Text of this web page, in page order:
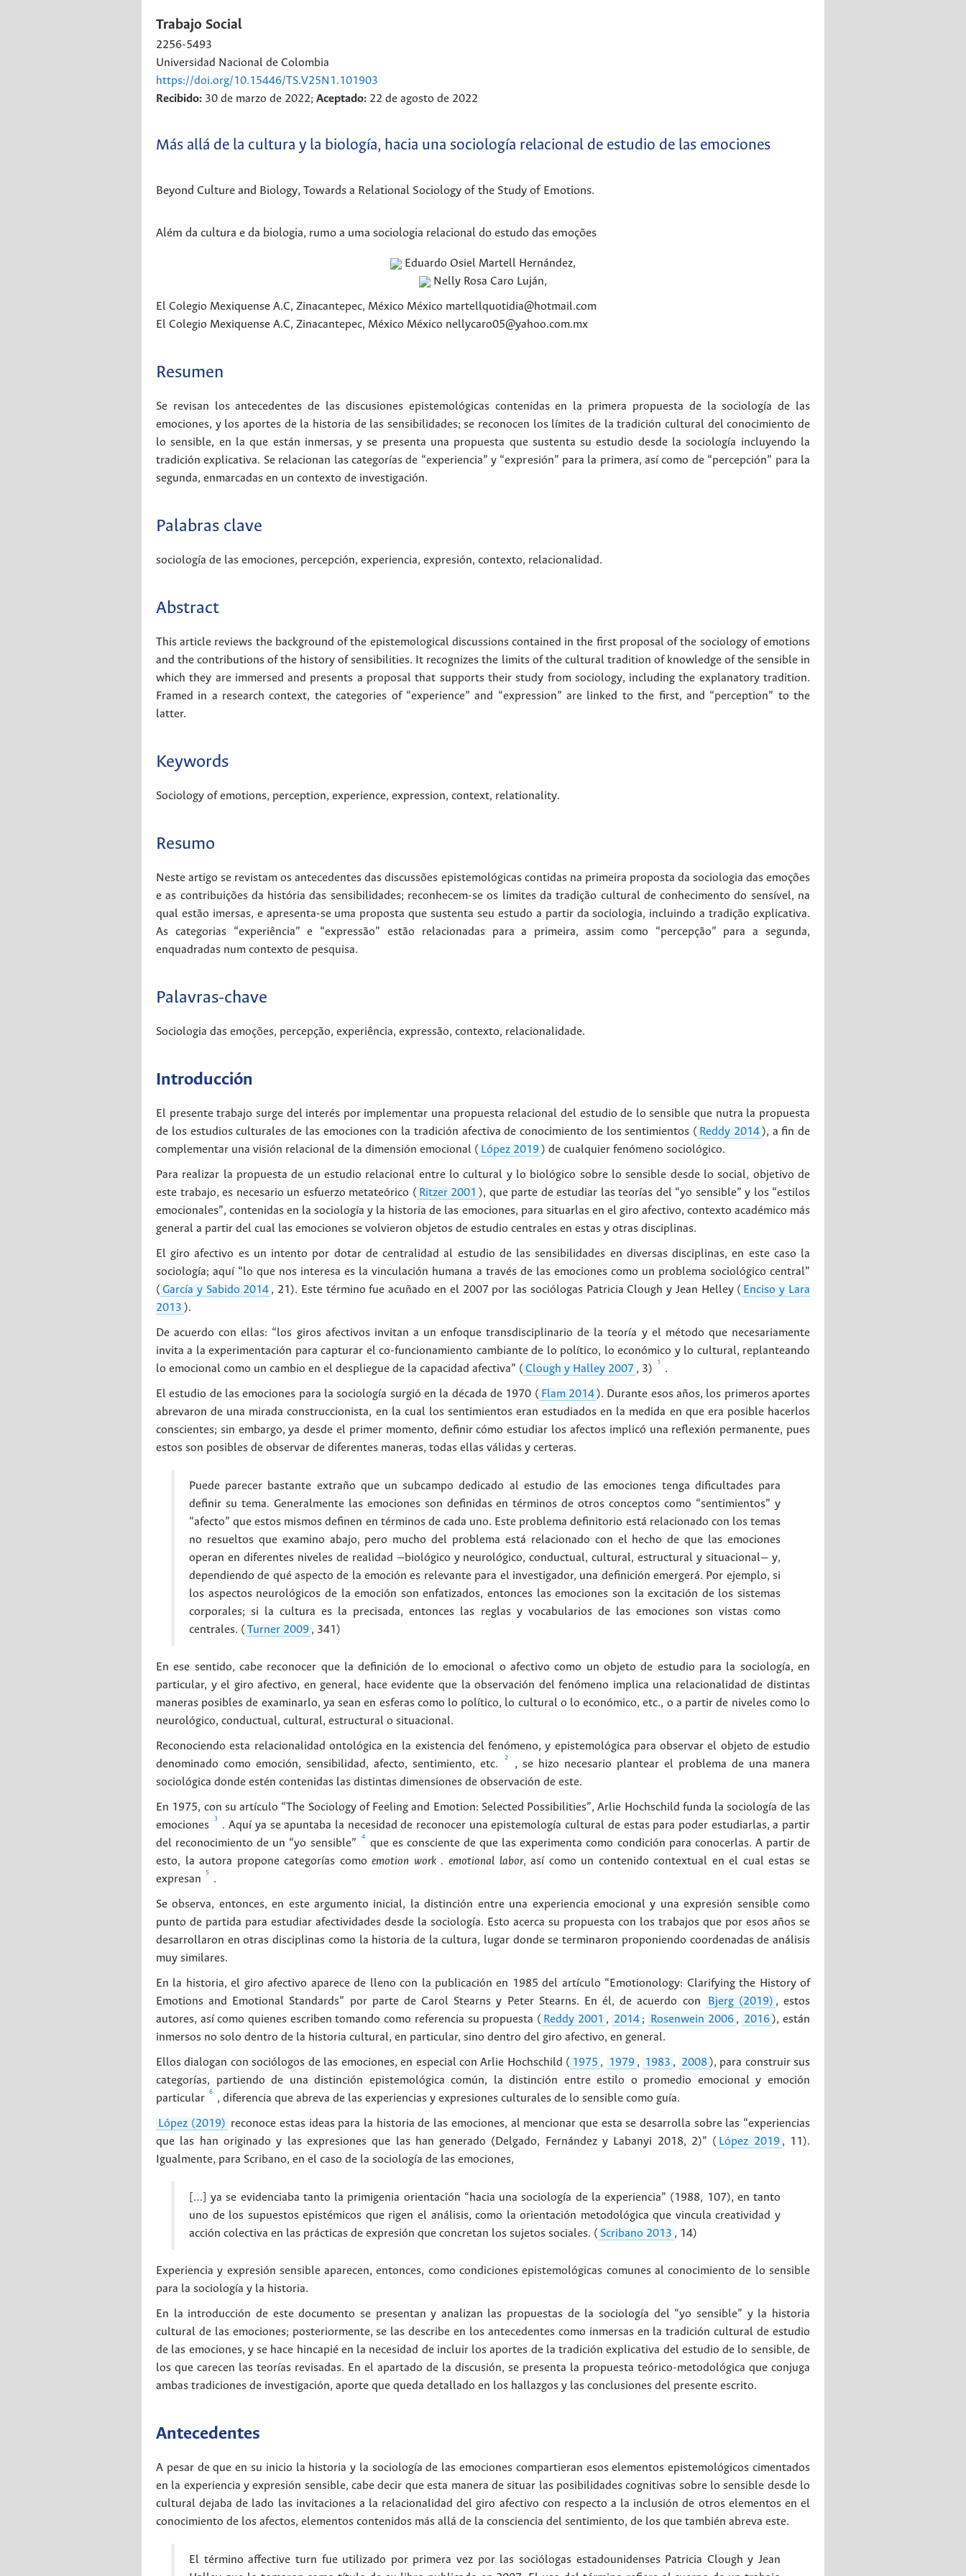
Trabajo Social
2256-5493
Universidad Nacional de Colombia
https://doi.org/10.15446/TS.V25N1.101903
Recibido: 30 de marzo de 2022; Aceptado: 22 de agosto de 2022
Más allá de la cultura y la biología, hacia una sociología relacional de estudio de las emociones
Beyond Culture and Biology, Towards a Relational Sociology of the Study of Emotions.
Além da cultura e da biologia, rumo a uma sociologia relacional do estudo das emoções
Eduardo Osiel Martell Hernández,
Nelly Rosa Caro Luján,
El Colegio Mexiquense A.C, Zinacantepec, México México martellquotidia@hotmail.com
El Colegio Mexiquense A.C, Zinacantepec, México México nellycaro05@yahoo.com.mx
Resumen
Se revisan los antecedentes de las discusiones epistemológicas contenidas en la primera propuesta de la sociología de las
emociones, y los aportes de la historia de las sensibilidades; se reconocen los límites de la tradición cultural del conocimiento de
lo sensible, en la que están inmersas, y se presenta una propuesta que sustenta su estudio desde la sociología incluyendo la
tradición explicativa. Se relacionan las categorías de “experiencia” y “expresión” para la primera, así como de “percepción” para la
segunda, enmarcadas en un contexto de investigación.
Palabras clave
sociología de las emociones, percepción, experiencia, expresión, contexto, relacionalidad.
Abstract
This article reviews the background of the epistemological discussions contained in the first proposal of the sociology of emotions
and the contributions of the history of sensibilities. It recognizes the limits of the cultural tradition of knowledge of the sensible in
which they are immersed and presents a proposal that supports their study from sociology, including the explanatory tradition.
Framed in a research context, the categories of “experience” and “expression” are linked to the first, and “perception” to the
latter.
Keywords
Sociology of emotions, perception, experience, expression, context, relationality.
Resumo
Neste artigo se revistam os antecedentes das discussões epistemológicas contidas na primeira proposta da sociologia das emoções
e as contribuições da história das sensibilidades; reconhecem-se os limites da tradição cultural de conhecimento do sensível, na
qual estão imersas, e apresenta-se uma proposta que sustenta seu estudo a partir da sociologia, incluindo a tradição explicativa.
As categorias “experiência” e “expressão” estão relacionadas para a primeira, assim como “percepção” para a segunda,
enquadradas num contexto de pesquisa.
Palavras-chave
Sociologia das emoções, percepção, experiência, expressão, contexto, relacionalidade.
Introducción
El presente trabajo surge del interés por implementar una propuesta relacional del estudio de lo sensible que nutra la propuesta
de los estudios culturales de las emociones con la tradición afectiva de conocimiento de los sentimientos ( Reddy 2014 ), a fin de
complementar una visión relacional de la dimensión emocional ( López 2019 ) de cualquier fenómeno sociológico.
Para realizar la propuesta de un estudio relacional entre lo cultural y lo biológico sobre lo sensible desde lo social, objetivo de
este trabajo, es necesario un esfuerzo metateórico ( Ritzer 2001 ), que parte de estudiar las teorías del “yo sensible” y los “estilos
emocionales”, contenidas en la sociología y la historia de las emociones, para situarlas en el giro afectivo, contexto académico más
general a partir del cual las emociones se volvieron objetos de estudio centrales en estas y otras disciplinas.
El giro afectivo es un intento por dotar de centralidad al estudio de las sensibilidades en diversas disciplinas, en este caso la
sociología; aquí “lo que nos interesa es la vinculación humana a través de las emociones como un problema sociológico central”
( García y Sabido 2014 , 21). Este término fue acuñado en el 2007 por las sociólogas Patricia Clough y Jean Helley ( Enciso y Lara
2013 ).
De acuerdo con ellas: “los giros afectivos invitan a un enfoque transdisciplinario de la teoría y el método que necesariamente
invita a la experimentación para capturar el co-funcionamiento cambiante de lo político, lo económico y lo cultural, replanteando
lo emocional como un cambio en el despliegue de la capacidad afectiva” ( Clough y Halley 2007 , 3)
1
.
El estudio de las emociones para la sociología surgió en la década de 1970 ( Flam 2014 ). Durante esos años, los primeros aportes
abrevaron de una mirada construccionista, en la cual los sentimientos eran estudiados en la medida en que era posible hacerlos
conscientes; sin embargo, ya desde el primer momento, definir cómo estudiar los afectos implicó una reflexión permanente, pues
estos son posibles de observar de diferentes maneras, todas ellas válidas y certeras.
Puede parecer bastante extraño que un subcampo dedicado al estudio de las emociones tenga dificultades para
definir su tema. Generalmente las emociones son definidas en términos de otros conceptos como “sentimientos” y
“afecto” que estos mismos definen en términos de cada uno. Este problema definitorio está relacionado con los temas
no resueltos que examino abajo, pero mucho del problema está relacionado con el hecho de que las emociones
operan en diferentes niveles de realidad —biológico y neurológico, conductual, cultural, estructural y situacional— y,
dependiendo de qué aspecto de la emoción es relevante para el investigador, una definición emergerá. Por ejemplo, si
los aspectos neurológicos de la emoción son enfatizados, entonces las emociones son la excitación de los sistemas
corporales; si la cultura es la precisada, entonces las reglas y vocabularios de las emociones son vistas como
centrales. ( Turner 2009 , 341)
En ese sentido, cabe reconocer que la definición de lo emocional o afectivo como un objeto de estudio para la sociología, en
particular, y el giro afectivo, en general, hace evidente que la observación del fenómeno implica una relacionalidad de distintas
maneras posibles de examinarlo, ya sean en esferas como lo político, lo cultural o lo económico, etc., o a partir de niveles como lo
neurológico, conductual, cultural, estructural o situacional.
Reconociendo esta relacionalidad ontológica en la existencia del fenómeno, y epistemológica para observar el objeto de estudio
denominado como emoción, sensibilidad, afecto, sentimiento, etc.
2
, se hizo necesario plantear el problema de una manera
sociológica donde estén contenidas las distintas dimensiones de observación de este.
En 1975, con su artículo “The Sociology of Feeling and Emotion: Selected Possibilities”, Arlie Hochschild funda la sociología de las
emociones
3
. Aquí ya se apuntaba la necesidad de reconocer una epistemología cultural de estas para poder estudiarlas, a partir
del reconocimiento de un “yo sensible”
4
que es consciente de que las experimenta como condición para conocerlas. A partir de
esto, la autora propone categorías comoemotion work . emotional labor, así como un contenido contextual en el cual estas se
expresan
5
.
Se observa, entonces, en este argumento inicial, la distinción entre una experiencia emocional y una expresión sensible como
punto de partida para estudiar afectividades desde la sociología. Esto acerca su propuesta con los trabajos que por esos años se
desarrollaron en otras disciplinas como la historia de la cultura, lugar donde se terminaron proponiendo coordenadas de análisis
muy similares.
En la historia, el giro afectivo aparece de lleno con la publicación en 1985 del artículo “Emotionology: Clarifying the History of
Emotions and Emotional Standards” por parte de Carol Stearns y Peter Stearns. En él, de acuerdo con
Bjerg (2019) , estos
autores, así como quienes escriben tomando como referencia su propuesta ( Reddy 2001 , 2014 ; Rosenwein 2006 , 2016 ), están
inmersos no solo dentro de la historia cultural, en particular, sino dentro del giro afectivo, en general.
Ellos dialogan con sociólogos de las emociones, en especial con Arlie Hochschild ( 1975 , 1979 , 1983 , 2008 ), para construir sus
categorías, partiendo de una distinción epistemológica común, la distinción entre estilo o promedio emocional y emoción
particular
6
, diferencia que abreva de las experiencias y expresiones culturales de lo sensible como guía.
López (2019) reconoce estas ideas para la historia de las emociones, al mencionar que esta se desarrolla sobre las “experiencias
que las han originado y las expresiones que las han generado (Delgado, Fernández y Labanyi 2018, 2)” ( López 2019 , 11).
Igualmente, para Scribano, en el caso de la sociología de las emociones,
[…] ya se evidenciaba tanto la primigenia orientación “hacia una sociología de la experiencia” (1988, 107), en tanto
uno de los supuestos epistémicos que rigen el análisis, como la orientación metodológica que vincula creatividad y
acción colectiva en las prácticas de expresión que concretan los sujetos sociales. ( Scribano 2013 , 14)
Experiencia y expresión sensible aparecen, entonces, como condiciones epistemológicas comunes al conocimiento de lo sensible
para la sociología y la historia.
En la introducción de este documento se presentan y analizan las propuestas de la sociología del “yo sensible” y la historia
cultural de las emociones; posteriormente, se las describe en los antecedentes como inmersas en la tradición cultural de estudio
de las emociones, y se hace hincapié en la necesidad de incluir los aportes de la tradición explicativa del estudio de lo sensible, de
los que carecen las teorías revisadas. En el apartado de la discusión, se presenta la propuesta teórico-metodológica que conjuga
ambas tradiciones de investigación, aporte que queda detallado en los hallazgos y las conclusiones del presente escrito.
Antecedentes
A pesar de que en su inicio la historia y la sociología de las emociones compartieran esos elementos epistemológicos cimentados
en la experiencia y expresión sensible, cabe decir que esta manera de situar las posibilidades cognitivas sobre lo sensible desde lo
cultural dejaba de lado las invitaciones a la relacionalidad del giro afectivo con respecto a la inclusión de otros elementos en el
conocimiento de los afectos, elementos contenidos más allá de la consciencia del sentimiento, de los que también abreva este.
El término affective turn fue utilizado por primera vez por las sociólogas estadounidenses Patricia Clough y Jean